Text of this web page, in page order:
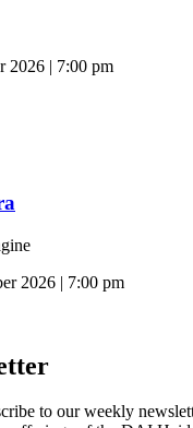
2026 | 7:00 pm
2026 | 7:00 pm
to our weekly